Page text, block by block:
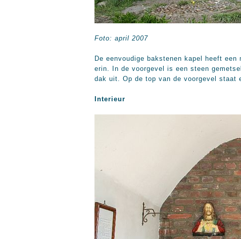
Foto: april 2007
De eenvoudige bakstenen kapel heeft
erin. In de voorgevel is een steen
dak uit. Op de top van de voorgevel staat
Interieur